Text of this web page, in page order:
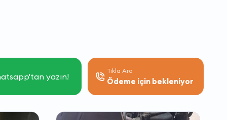
yazın!
Tıkla Ara
Ödeme için bekleniyor